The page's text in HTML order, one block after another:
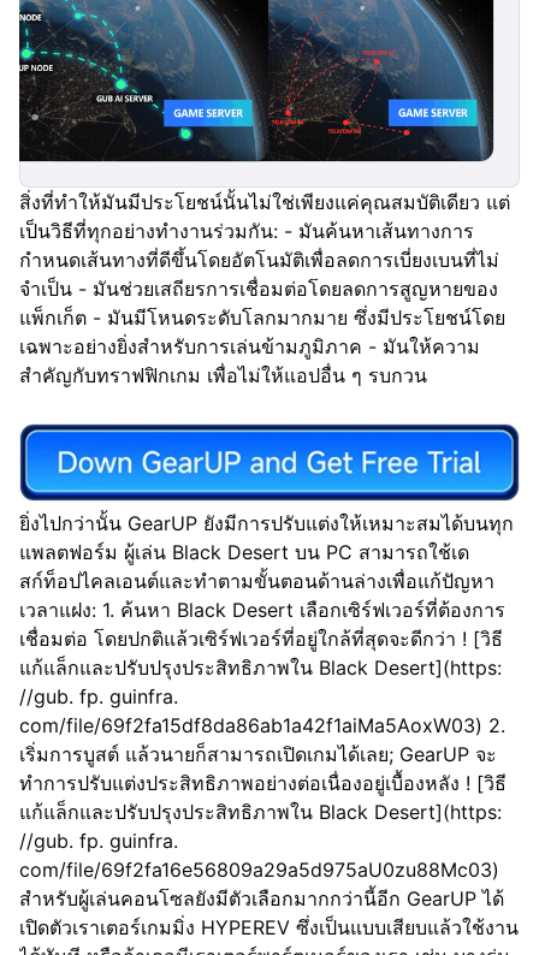
สิ่งที่ทำให้มันมีประโยชน์นั้นไม่ใช่เพียงแค่คุณสมบัติเดียว แต่
เป็นวิธีที่ทุกอย่างทำงานร่วมกัน: - มันค้นหาเส้นทางการ
กำหนดเส้นทางที่ดีขึ้นโดยอัตโนมัติเพื่อลดการเบี่ยงเบนที่ไม่
จำเป็น - มันช่วยเสถียรการเชื่อมต่อโดยลดการสูญหายของ
แพ็กเก็ต - มันมีโหนดระดับโลกมากมาย ซึ่งมีประโยชน์โดย
เฉพาะอย่างยิ่งสำหรับการเล่นข้ามภูมิภาค - มันให้ความ
สำคัญกับทราฟฟิกเกม เพื่อไม่ให้แอปอื่น ๆ รบกวน
ยิ่งไปกว่านั้น GearUP ยังมีการปรับแต่งให้เหมาะสมได้บนทุก
แพลตฟอร์ม ผู้เล่น Black Desert บน PC สามารถใช้เด
สก์ท็อปไคลเอนต์และทำตามขั้นตอนด้านล่างเพื่อแก้ปัญหา
เวลาแฝง: 1. ค้นหา Black Desert เลือกเซิร์ฟเวอร์ที่ต้องการ
เชื่อมต่อ โดยปกติแล้วเซิร์ฟเวอร์ที่อยู่ใกล้ที่สุดจะดีกว่า ! [วิธี
แก้แล็กและปรับปรุงประสิทธิภาพใน Black Desert](https:
//gub. fp. guinfra.
com/file/69f2fa15df8da86ab1a42f1aiMa5AoxW03) 2.
เริ่มการบูสต์ แล้วนายก็สามารถเปิดเกมได้เลย; GearUP จะ
ทำการปรับแต่งประสิทธิภาพอย่างต่อเนื่องอยู่เบื้องหลัง ! [วิธี
แก้แล็กและปรับปรุงประสิทธิภาพใน Black Desert](https:
//gub. fp. guinfra.
com/file/69f2fa16e56809a29a5d975aU0zu88Mc03)
สำหรับผู้เล่นคอนโซลยังมีตัวเลือกมากกว่านี้อีก GearUP ได้
เปิดตัวเราเตอร์เกมมิ่ง HYPEREV ซึ่งเป็นแบบเสียบแล้วใช้งาน